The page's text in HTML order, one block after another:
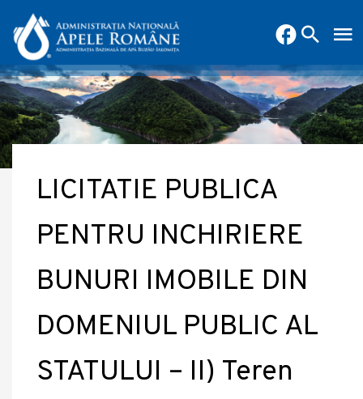
LICITATIE PUBLICA
PENTRU INCHIRIERE
BUNURI IMOBILE DIN
DOMENIUL PUBLIC AL
STATULUI – II) Teren